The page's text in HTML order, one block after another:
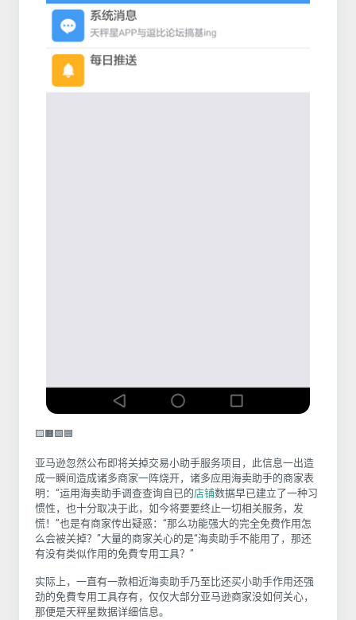
🟨🟧🟩🟦
亚马逊忽然公布即将关掉交易小助手服务项目，此信息一出造
成一瞬间造成诸多商家一阵烧开，诸多应用海卖助手的商家表
明：“运用海卖助手调查查询自已的店铺数据早已建立了一种习
惯性，也十分取决于此，如今将要要终止一切相关服务，发
慌！”也是有商家传出疑惑：“那么功能强大的完全免费作用怎
么会被关掉？”大量的商家关心的是“海卖助手不能用了，那还
有没有类似作用的免費专用工具？”
实际上，一直有一款相近海卖助手乃至比还买小助手作用还强
劲的免費专用工具存有，仅仅大部分亚马逊商家没如何关心，
那便是天秤星数据详细信息。